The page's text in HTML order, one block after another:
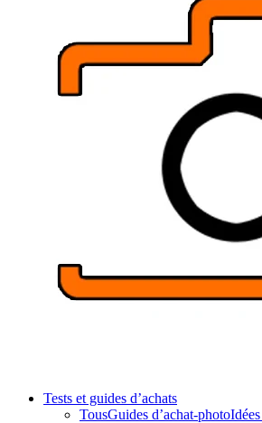
Tests et guides d’achats
TousGuides d’achat-photo